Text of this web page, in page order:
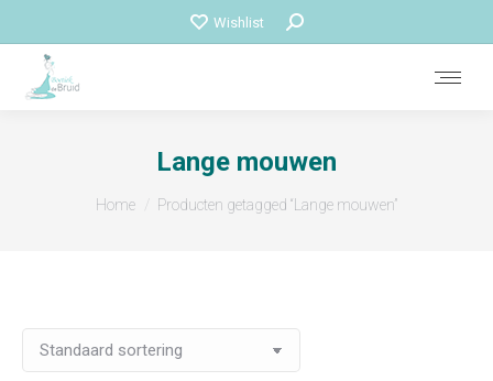
Wishlist Zoeken:
Lange mouwen
Je bent hier:
Home Producten getagged “Lange mouwen”